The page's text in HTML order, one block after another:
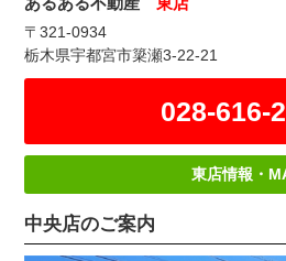
〒321-0934
栃木県宇都宮市簗瀬3-22-21
028-616-
東店情報・
中央店のご案内